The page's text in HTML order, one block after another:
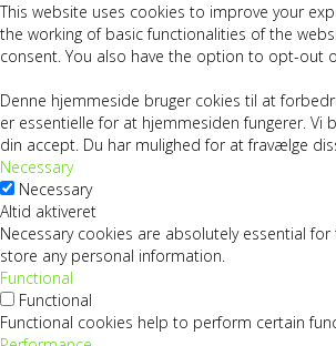
This website uses cookies to improve your
the working of basic functionalities of the
consent. You also have the option to opt-out
Denne hjemmeside bruger cokies til at
er essentielle for at hjemmesiden fungerer.
din accept. Du har mulighed for at fravælge
Necessary
Necessary
Altid aktiveret
Necessary cookies are absolutely essential
store any personal information.
Functional
Functional
Functional cookies help to perform certain